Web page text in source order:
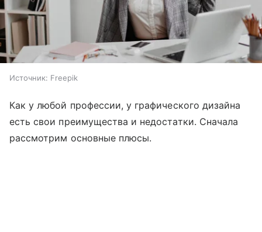
Источник: Freepik
Как у любой профессии, у графического дизайна
есть свои преимущества и недостатки. Сначала
рассмотрим основные плюсы.